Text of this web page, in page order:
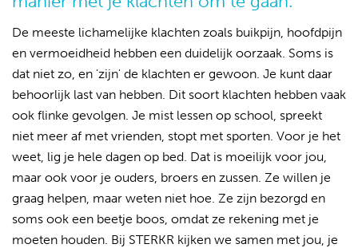
De meeste lichamelijke klachten zoals buikpijn, hoofdpijn
en vermoeidheid hebben een duidelijk oorzaak. Soms is
dat niet zo, en 'zijn' de klachten er gewoon. Je kunt daar
behoorlijk last van hebben. Dit soort klachten hebben vaak
ook flinke gevolgen. Je mist lessen op school, spreekt
niet meer af met vrienden, stopt met sporten. Voor je het
weet, lig je hele dagen op bed. Dat is moeilijk voor jou,
maar ook voor je ouders, broers en zussen. Ze willen je
graag helpen, maar weten niet hoe. Ze zijn bezorgd en
soms ook een beetje boos, omdat ze rekening met je
moeten houden. Bij STERKR kijken we samen met jou, je